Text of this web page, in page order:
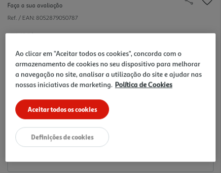
Faça a sua avaliação
Ref. / EAN: 8052879050787
752.67 €/Lt
-25%
Price reduced from
15,05 €to
11,29 €
Promoção:
Ao clicar em "Aceitar todos os cookies", concorda com o
armazenamento de cookies no seu dispositivo para melhorar
a navegação no site, analisar a utilização do site e ajudar nas
nossas iniciativas de marketing. Política de Cookies
Aceitar todos os cookies
Definições de cookies